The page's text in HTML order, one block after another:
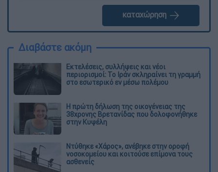
καταχώρηση
Διαβάστε ακόμη
Εκτελέσεις, συλλήψεις και νέοι
περιορισμοί: Το Ιράν σκληραίνει τη γραμμή
στο εσωτερικό εν μέσω πολέμου
Η πρώτη δήλωση της οικογένειας της
38χρονης Βρετανίδας που δολοφονήθηκε
στην Κυψέλη
Ντύθηκε «Χάρος», ανέβηκε στην οροφή
νοσοκομείου και κοιτούσε επίμονα τους
ασθενείς